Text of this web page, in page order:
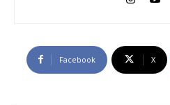
Facebook X